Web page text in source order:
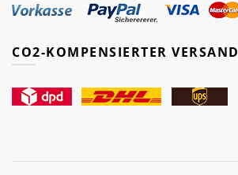
CO2-KOMPENSIERTER VERSAND